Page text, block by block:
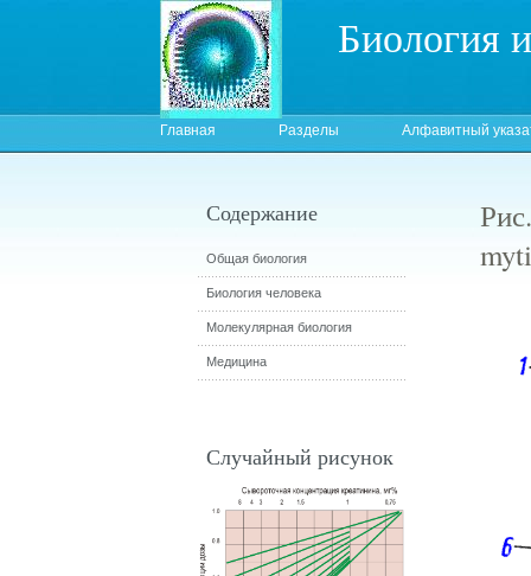
Биология
Главная Разделы Алфавитный
Содержание
Общая биология
Биология человека
Молекулярная биология
Медицина
Случайный рисунок